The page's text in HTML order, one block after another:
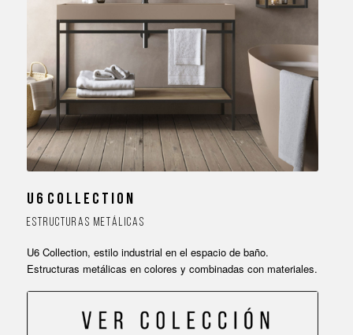
U 6 C O L L E C T I O N
E S T R U C T U R A S M E T Á L I C A S
U6 Collection, estilo industrial en el espacio de baño.
Estructuras metálicas en colores y combinadas con materiales.